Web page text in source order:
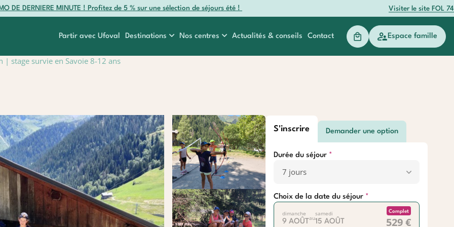
DE DERNIERE MINUTE ! Profitez de 5 % sur une sélection de séjours été ! Visiter le site FOL 74
Partir avec Ufoval Destinations Nos centres Actualités & conseils Contact Espace famille
Océan Etranger Baroudeurs
| stage survie en Savoie 8-12 ans
S'inscrire Demander une option
Durée du séjour
Choix de la date du séjour
dimanche
9 AOÛTau
samedi
15 AOÛT
Complet
529 €